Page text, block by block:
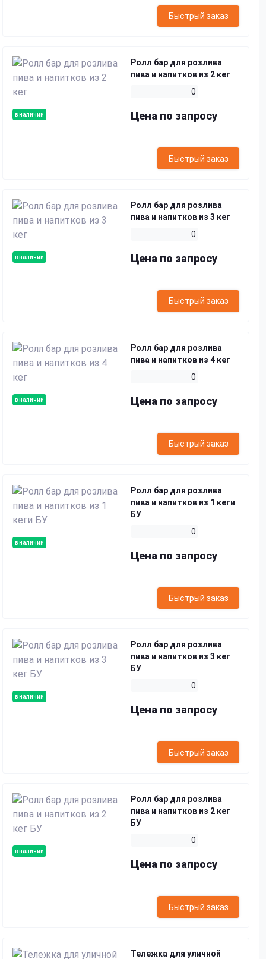
Быстрый заказ
в наличии
Ролл бар для розлива
пива и напитков из 2 кег
0
Цена по запросу
Быстрый заказ
в наличии
Ролл бар для розлива
пива и напитков из 3 кег
0
Цена по запросу
Быстрый заказ
в наличии
Ролл бар для розлива
пива и напитков из 4 кег
0
Цена по запросу
Быстрый заказ
в наличии
Ролл бар для розлива
пива и напитков из 1 кеги
БУ
0
Цена по запросу
Быстрый заказ
в наличии
Ролл бар для розлива
пива и напитков из 3 кег
БУ
0
Цена по запросу
Быстрый заказ
в наличии
Ролл бар для розлива
пива и напитков из 2 кег
БУ
0
Цена по запросу
Быстрый заказ
Тележка для уличной